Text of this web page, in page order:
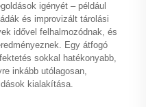
igényét – például
és improvizált tárolási
idővel felhalmozódnak, és
Egy átfogó
sokkal hatékonyabb,
inkább utólagosan,
kialakítása.